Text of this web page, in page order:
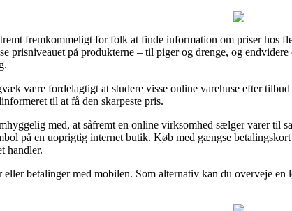
fremkommeligt for folk at finde information om priser hos
prisniveauet på produkterne – til piger og drenge, og
være fordelagtigt at studere visse online varehuse efter
til at få den skarpeste pris.
med, at såfremt en online virksomhed sælger varer til
på en uoprigtig internet butik. Køb med gængse
handler.
betalinger med mobilen. Som alternativ kan du overveje